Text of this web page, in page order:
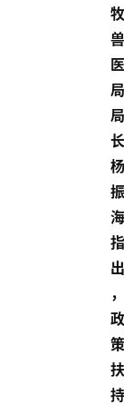
牧
兽
医
局
局
长
杨
振
海
指
出
，
政
策
扶
持